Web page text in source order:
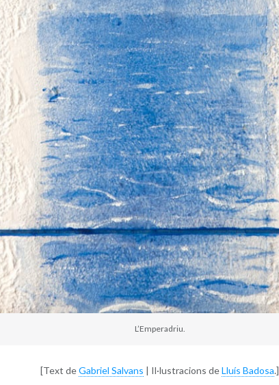
L’Emperadriu.
[Text deGabriel Salvans | Il·lustracions deLluís Badosa.]